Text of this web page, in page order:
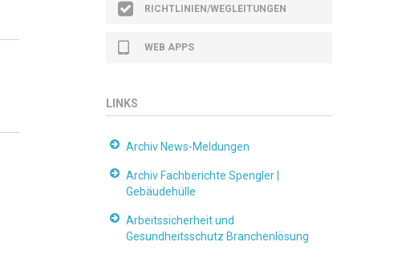
RICHTLINIEN/WEGLEITUNGEN
WEB APPS
LINKS
Archiv News-Meldungen
Archiv Fachberichte Spengler |
Gebäudehülle
Arbeitssicherheit und
Gesundheitsschutz Branchenlösung